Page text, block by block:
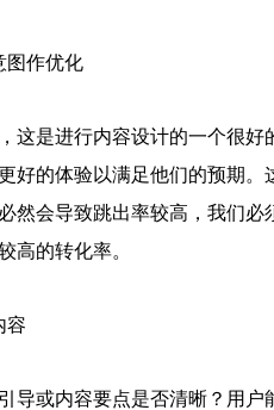
图作优化
这是进行内容设计的一个很
好的体验以满足他们的预期
然会导致跳出率较高，我们
高的转化率。
容
导或内容要点是否清晰？用户